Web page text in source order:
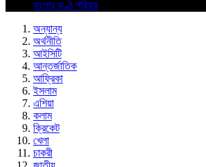
বাংলার কণ্ঠ পরিবার
অন্যান্য
অর্থনীতি
আইসিটি
আন্তর্জাতিক
আফ্রিকা
ইসলাম
এশিয়া
কলাম
ক্রিকেট
খেলা
চাকরী